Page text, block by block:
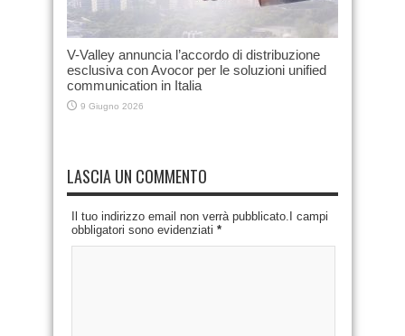
V-Valley annuncia l’accordo di distribuzione
esclusiva con Avocor per le soluzioni unified
communication in Italia
9 Giugno 2026
LASCIA UN COMMENTO
Il tuo indirizzo email non verrà pubblicato.I campi
obbligatori sono evidenziati *